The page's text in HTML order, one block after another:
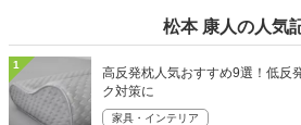
松本 康人の人気
1
高反発枕人気おすすめ9選！低反
ク対策に
家具・インテリア